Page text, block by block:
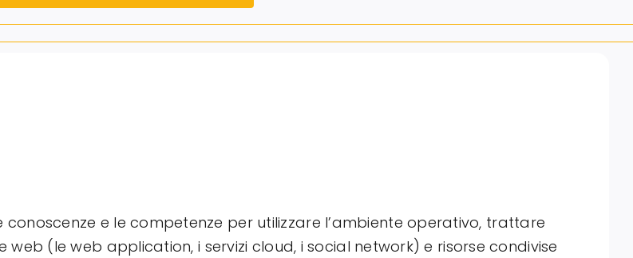
e le competenze per utilizzare l’ambiente operativo, trattare
(le web application, i servizi cloud, i social network) e risorse condivise